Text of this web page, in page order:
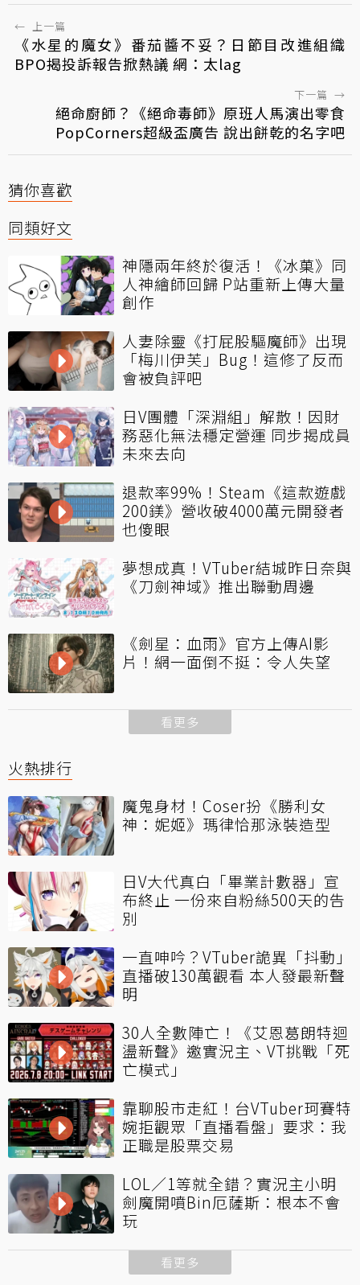
← 上一篇
《水星的魔女》番茄醬不妥？日節目改進組織
BPO揭投訴報告掀熱議 網：太lag
下一篇 →
絕命廚師？《絕命毒師》原班人馬演出零食
PopCorners超級盃廣告 說出餅乾的名字吧
猜你喜歡
同類好文
神隱兩年終於復活！《冰菓》同
人神繪師回歸 P站重新上傳大量
創作
人妻除靈《打屁股驅魔師》出現
「梅川伊芙」Bug！這修了反而
會被負評吧
日V團體「深淵組」解散！因財
務惡化無法穩定營運 同步揭成員
未來去向
退款率99%！Steam《這款遊戲
200鎂》營收破4000萬元開發者
也傻眼
夢想成真！VTuber結城昨日奈與
《刀劍神域》推出聯動周邊
《劍星：血雨》官方上傳AI影
片！網一面倒不挺：令人失望
看更多
火熱排行
魔鬼身材！Coser扮《勝利女
神：妮姬》瑪律恰那泳裝造型
日V大代真白「畢業計數器」宣
布終止 一份來自粉絲500天的告
別
一直呻吟？VTuber詭異「抖動」
直播破130萬觀看 本人發最新聲
明
30人全數陣亡！《艾恩葛朗特迴
盪新聲》邀實況主、VT挑戰「死
亡模式」
靠聊股市走紅！台VTuber珂賽特
婉拒觀眾「直播看盤」要求：我
正職是股票交易
LOL／1等就全錯？實況主小明
劍魔開噴Bin厄薩斯：根本不會
玩
看更多